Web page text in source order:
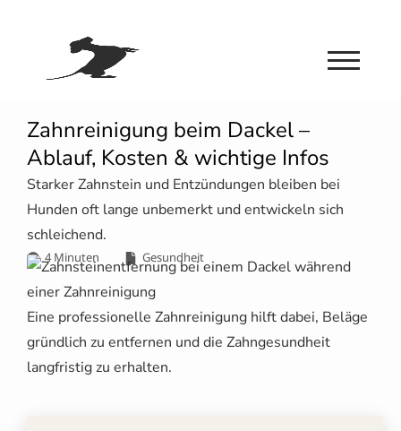
Zahnreinigung beim Dackel –
Ablauf, Kosten & wichtige Infos
Starker Zahnstein und Entzündungen bleiben bei
Hunden oft lange unbemerkt und entwickeln sich
schleichend.
4 Minuten Gesundheit
Eine professionelle Zahnreinigung hilft dabei, Beläge
gründlich zu entfernen und die Zahngesundheit
langfristig zu erhalten.